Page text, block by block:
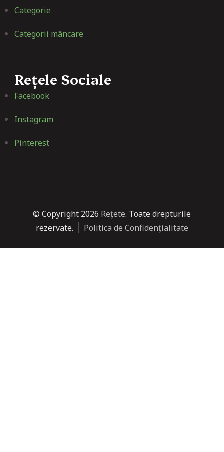
Categorie
Categorii mâncare
Rețele Sociale
Facebook
Instagram
Pinterest
© Copyright 2026 Rețete. Toate drepturile
rezervate.
Politica de Confidențialitate